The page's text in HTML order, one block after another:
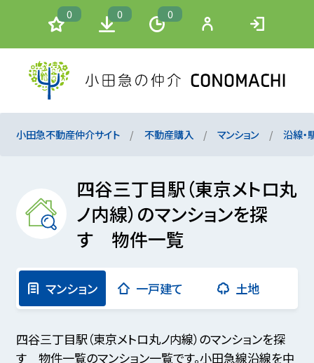
0 0 0
小田急不動産仲介サイト 不動産購入 マンション 沿線・
四谷三丁目駅（東京メトロ丸
ノ内線）のマンションを探
す 物件一覧
マンション 一戸建て 土地
四谷三丁目駅（東京メトロ丸ノ内線）のマンションを探
す 物件一覧のマンション一覧です。小田急線沿線を中